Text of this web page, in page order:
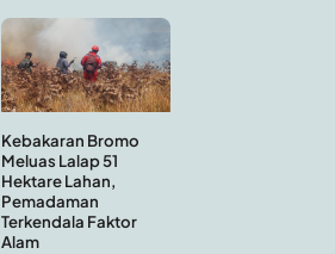
Kebakaran Bromo
Meluas Lalap 51
Hektare Lahan,
Pemadaman
Terkendala Faktor
Alam